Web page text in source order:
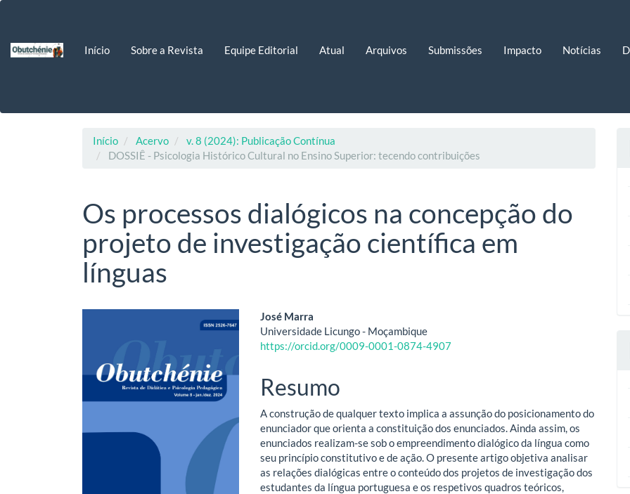
principal
Início Sobre a Revista Equipe Editorial Atual Arquivos Submissões Impacto Notícias
Início Acervo
v. 8 (2024): Publicação Contínua
DOSSIÊ - Psicologia Histórico Cultural no Ensino Superior: tecendo contribuições
Os processos dialógicos na concepção do
projeto de investigação científica em
línguas
de
artigos
Conteúdo
do
principal
José Marra
Universidade Licungo - Moçambique
https://orcid.org/0009-0001-0874-4907
Resumo
A construção de qualquer texto implica a assunção do posicionamento do
enunciador que orienta a constituição dos enunciados. Ainda assim, os
enunciados realizam-se sob o empreendimento dialógico da língua como
seu princípio constitutivo e de ação. O presente artigo objetiva analisar
as relações dialógicas entre o conteúdo dos projetos de investigação dos
estudantes da língua portuguesa e os respetivos quadros teóricos,